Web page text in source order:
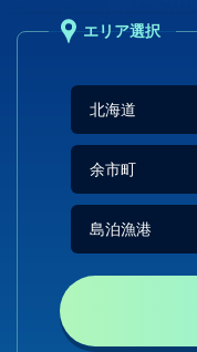
エリア選択